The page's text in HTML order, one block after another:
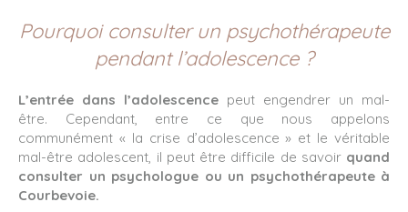
Pourquoi consulter un psychothérapeute
pendant l’adolescence ?
L’entrée dans l’adolescence peut engendrer un mal-
être. Cependant, entre ce que nous appelons
communément « la crise d’adolescence » et le véritable
mal-être adolescent, il peut être difficile de savoir quand
consulter un psychologue ou un psychothérapeute à
Courbevoie.